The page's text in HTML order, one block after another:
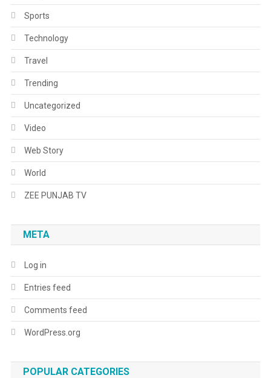
Sports
Technology
Travel
Trending
Uncategorized
Video
Web Story
World
ZEE PUNJAB TV
META
Log in
Entries feed
Comments feed
WordPress.org
POPULAR CATEGORIES